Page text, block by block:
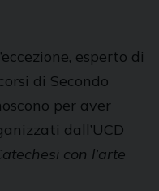
esperto di
di Secondo
per aver
dall’UCD
con l’arte